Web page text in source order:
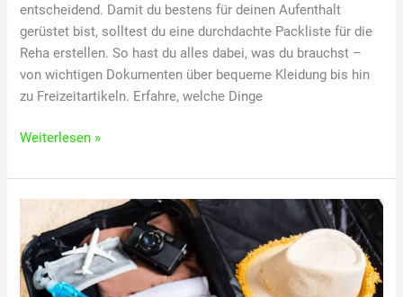
entscheidend. Damit du bestens für deinen Aufenthalt
gerüstet bist, solltest du eine durchdachte Packliste für die
Reha erstellen. So hast du alles dabei, was du brauchst –
von wichtigen Dokumenten über bequeme Kleidung bis hin
zu Freizeitartikeln. Erfahre, welche Dinge
Packliste
die
Reha:
Das
muss
mit!
Weiterlesen »